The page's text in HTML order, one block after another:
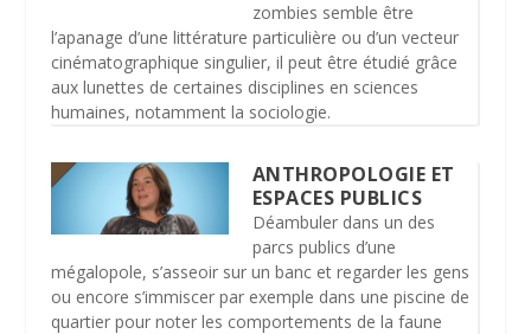
zombies semble être
l’apanage d’une littérature particulière ou d’un vecteur
cinématographique singulier, il peut être étudié grâce
aux lunettes de certaines disciplines en sciences
humaines, notamment la sociologie.
ANTHROPOLOGIE ET
ESPACES PUBLICS
Déambuler dans un des
parcs publics d’une
mégalopole, s’asseoir sur un banc et regarder les gens
ou encore s’immiscer par exemple dans une piscine de
quartier pour noter les comportements de la faune